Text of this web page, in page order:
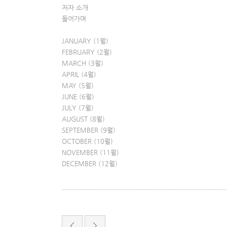
저자 소개
들어가며
JANUARY (1월)
FEBRUARY (2월)
MARCH (3월)
APRIL (4월)
MAY (5월)
JUNE (6월)
JULY (7월)
AUGUST (8월)
SEPTEMBER (9월)
OCTOBER (10월)
NOVEMBER (11월)
DECEMBER (12월)